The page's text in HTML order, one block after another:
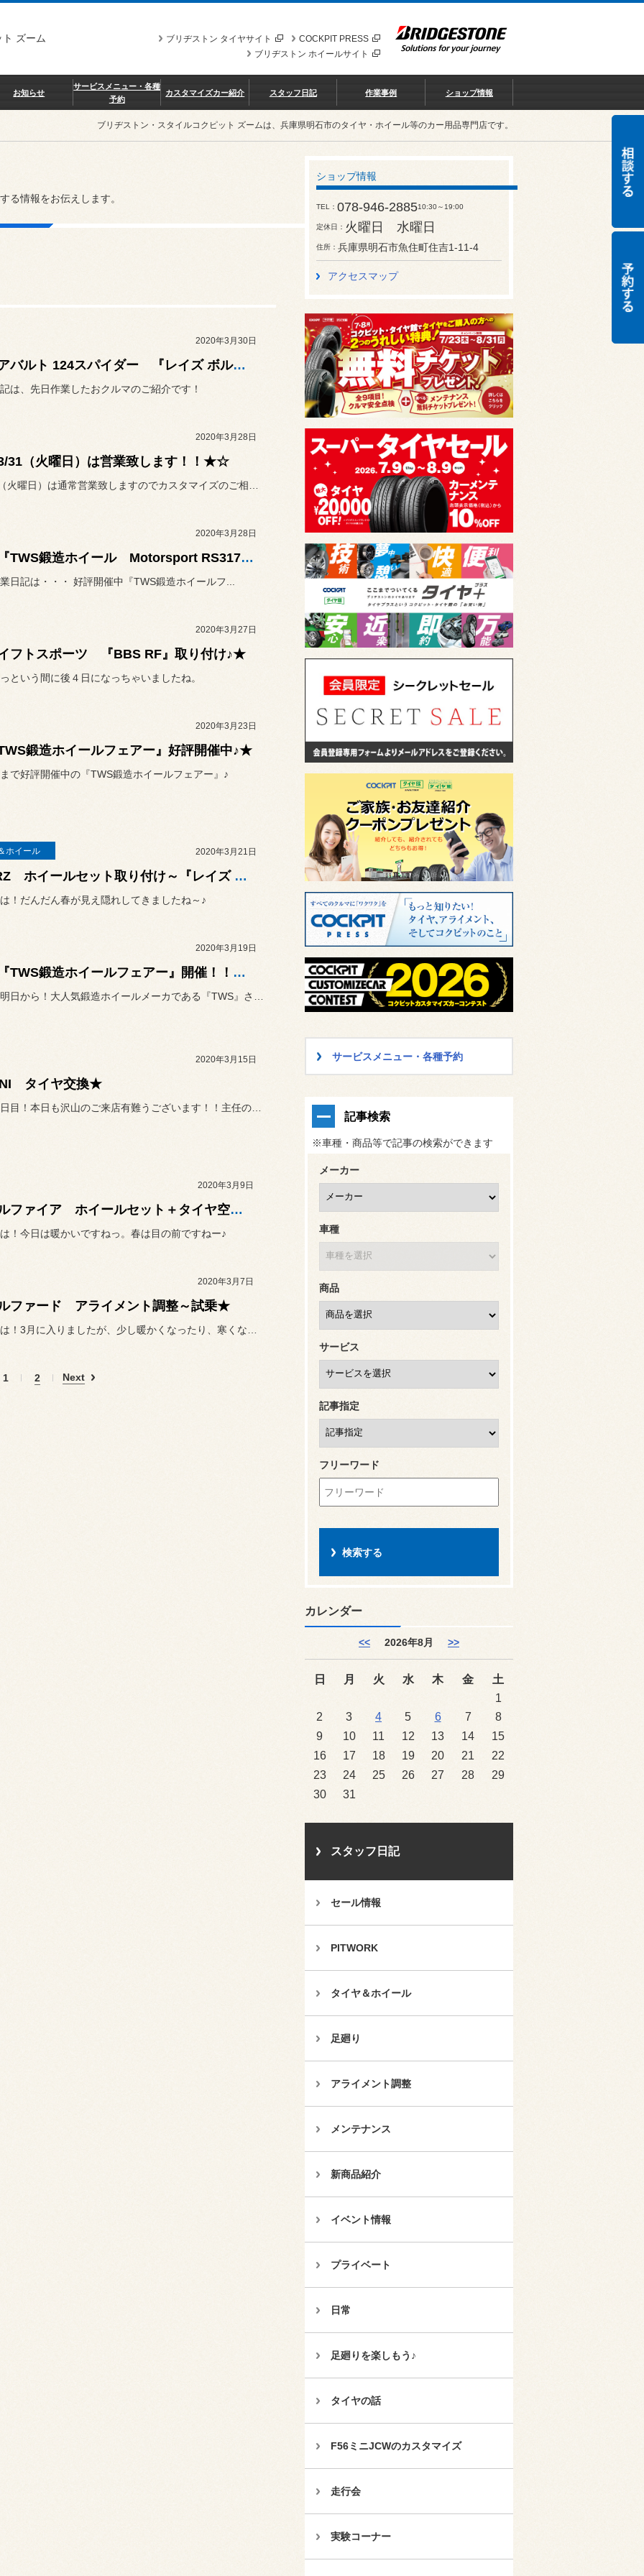
ズーム COCKPIT PRESS
ブリヂストン タイヤサイト
ブリヂストン ホイールサイト
お知らせ
サービスメニュー・各種
予約
カスタマイズカー紹介 スタッフ日記 作業事例 ショップ情報
ブリヂストン・スタイルコクピット ズームは、兵庫県明石市のタイヤ・ホイール等のカー用品専門店です。
る情報をお伝えします。
2020年3月30日
★☆アバルト 124スパイダー 『レイズ ボルクレーシングTE37サーガ タイムアッタクエディション』☆★
は、先日作業したおクルマのご紹介です！
2020年3月28日
（火曜日）は営業致します！！★☆
2020年3月28日
★☆『TWS鍛造ホイール Motorsport RS317』取り付け☆★
日記は・・・ 好評開催中『TWS鍛造ホイールフ...
2020年3月27日
フトスポーツ 『BBS RF』取り付け♪★
という間に後４日になっちゃいましたね。
2020年3月23日
鍛造ホイールフェアー』好評開催中♪★
で好評開催中の『TWS鍛造ホイールフェアー』♪
ホイール 2020年3月21日
★BRZ ホイールセット取り付け～『レイズ VOLK RACING TE37 SAGA』★
！だんだん春が見え隠れしてきましたね～♪
2020年3月19日
★☆『TWS鍛造ホイールフェアー』開催！！☆★
2020年3月15日
タイヤ交換★
2020年3月9日
ヴェルファイア ホイールセット＋タイヤ空気圧モニタリングシステム取り付け♪
！今日は暖かいですねっ。春は目の前ですねー♪
2020年3月7日
ファード アライメント調整～試乗★
1 2 Next
ショップ情報
TEL 078-946-288510:30～19:00
定休日 火曜日 水曜日
住所 兵庫県明石市魚住町住吉1-11-4
アクセスマップ
サービスメニュー・各種予約
記事検索
※車種・商品等で記事の検索ができます
メーカー
車種
商品
サービス
記事指定
フリーワード
カレンダー
<< 2026年8月 >>
日 月 火 水 木 金
土
1
2
3 4 5 6 7
8
9
10 11 12 13 14
15
16
17 18 19 20 21
22
23
24 25 26 27 28
29
30
31
スタッフ日記
セール情報
PITWORK
タイヤ＆ホイール
足廻り
アライメント調整
メンテナンス
新商品紹介
イベント情報
プライベート
日常
足廻りを楽しもう♪
タイヤの話
F56ミニJCWのカスタマイズ
走行会
実験コーナー